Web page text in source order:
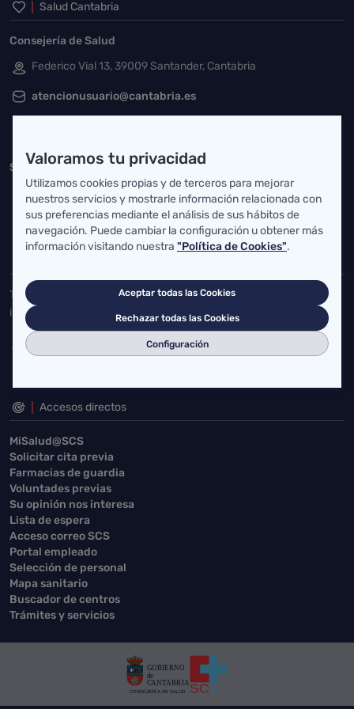
Inicio del pie de página
Salud Cantabria
Consejería de Salud
Federico Vial 13, 39009 Santander, Cantabria
atencionusuario@cantabria.es
Servicio Cántabro de Salud
Cardenal Herrera Oria, S/N 39011 Santander, Cantabria
buzgen.dg@scsalud.es
942202770 942202772
Toda la actualidad de Salud Cantabria en las redes sociales.
¡Síguenos!
Accesos directos
MiSalud@SCS
Solicitar cita previa
Farmacias de guardia
Voluntades previas
Su opinión nos interesa
Lista de espera
Acceso correo SCS
Portal empleado
Selección de personal
Mapa sanitario
Buscador de centros
Trámites y servicios
Valoramos tu privacidad
Utilizamos cookies propias y de terceros para mejorar
nuestros servicios y mostrarle información relacionada con
sus preferencias mediante el análisis de sus hábitos de
navegación. Puede cambiar la configuración u obtener más
información visitando nuestra "Política de Cookies".
Aceptar todas las Cookies
Rechazar todas las Cookies
Configuración